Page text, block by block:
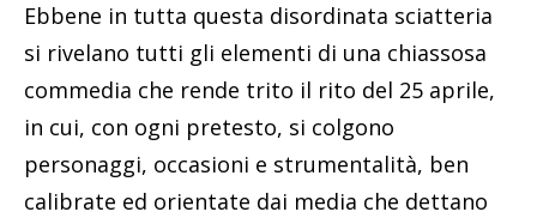
Ebbene in tutta questa disordinata sciatteria
si rivelano tutti gli elementi di una chiassosa
commedia che rende trito il rito del 25 aprile,
in cui, con ogni pretesto, si colgono
personaggi, occasioni e strumentalità, ben
calibrate ed orientate dai media che dettano